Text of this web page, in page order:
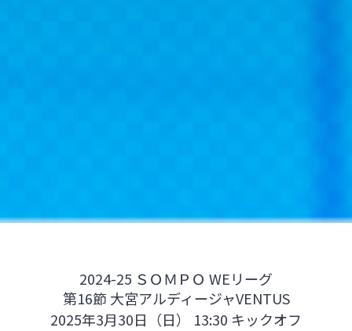
2024-25 ＳＯＭＰＯ WEリーグ
第16節 大宮アルディージャVENTUS
2025年3月30日（日） 13:30 キックオフ